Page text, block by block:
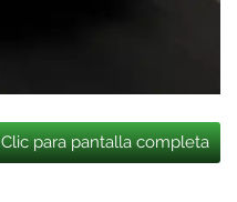
Clic para pantalla completa